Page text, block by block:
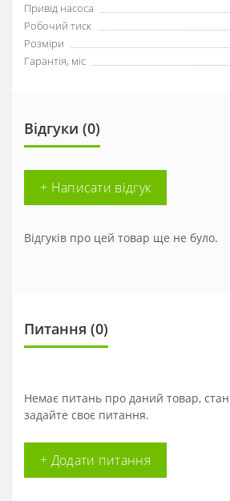
Привід насоса
Робочий тиск
Розміри
Гарантія, міс
Відгуки (0)
+ Написати відгук
Відгуків про цей товар ще не було.
Питання (0)
Немає питань про даний товар,
задайте своє питання.
+ Додати питання